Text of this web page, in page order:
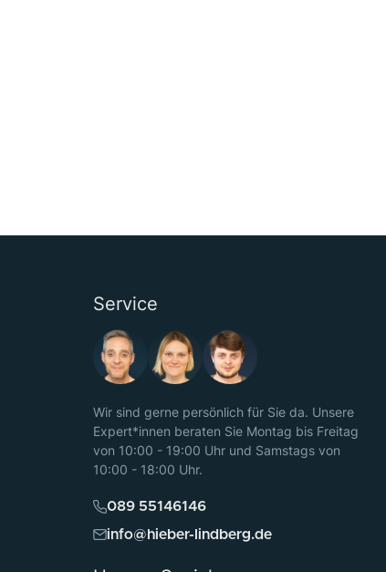
Service
Wir sind gerne persönlich für Sie da. Unsere
Expert*innen beraten Sie Montag bis Freitag
von 10:00 - 19:00 Uhr und Samstags von
10:00 - 18:00 Uhr.
089 55146146
info@hieber-lindberg.de